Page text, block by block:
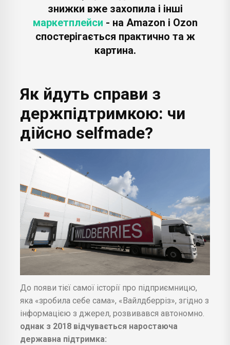
знижки вже захопила і інші
маркетплейси - на Amazon і Ozon
спостерігається практично та ж
картина.
Як йдуть справи з
держпідтримкою: чи
дійсно selfmade?
До появи тієї самої історії про підприємницю,
яка «зробила себе сама», «Вайлдберріз», згідно з
інформацією з джерел, розвивався автономно.
однак з 2018 відчувається наростаюча
державна підтримка: